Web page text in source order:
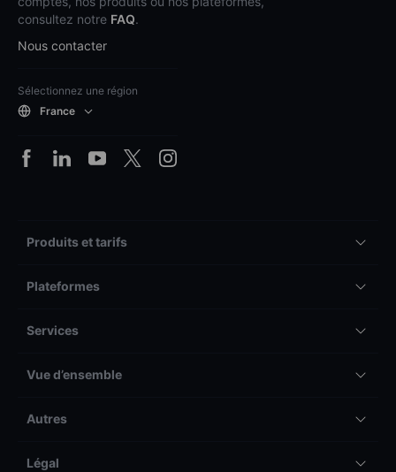
consultez notre FAQ.
Nous contacter
Sélectionnez une région
France
Produits et tarifs
Plateformes
Services
Vue d’ensemble
Autres
Légal